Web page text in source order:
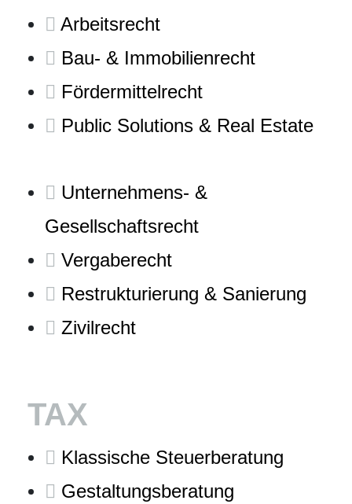
Arbeitsrecht
Bau- & Immobilienrecht
Fördermittelrecht
Public Solutions & Real Estate
Unternehmens- &
Gesellschaftsrecht
Vergaberecht
Restrukturierung & Sanierung
Zivilrecht
TAX
Klassische Steuerberatung
Gestaltungsberatung